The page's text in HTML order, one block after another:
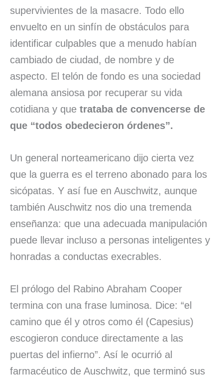
supervivientes de la masacre. Todo ello
envuelto en un sinfín de obstáculos para
identificar culpables que a menudo habían
cambiado de ciudad, de nombre y de
aspecto. El telón de fondo es una sociedad
alemana ansiosa por recuperar su vida
cotidiana y que trataba de convencerse de
que “todos obedecieron órdenes”.
Un general norteamericano dijo cierta vez
que la guerra es el terreno abonado para los
sicópatas. Y así fue en Auschwitz, aunque
también Auschwitz nos dio una tremenda
enseñanza: que una adecuada manipulación
puede llevar incluso a personas inteligentes y
honradas a conductas execrables.
El prólogo del Rabino Abraham Cooper
termina con una frase luminosa. Dice: “el
camino que él y otros como él (Capesius)
escogieron conduce directamente a las
puertas del infierno”. Así le ocurrió al
farmacéutico de Auschwitz, que terminó sus